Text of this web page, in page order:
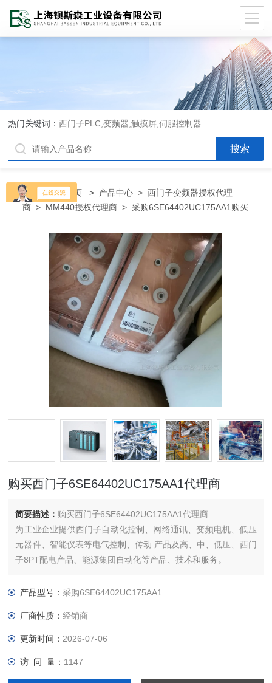
热门关键词：西门子PLC,变频器,触摸屏,伺服控制器
当前位置：首页 > 产品中心 >西门子变频器授权代理
商 > MM440授权代理商 > 采购6SE64402UC175AA1购买西
购买西门子6SE64402UC175AA1代理商
简要描述： 购买西门子6SE64402UC175AA1代理商
为工业企业提供西门子自动化控制、网络通讯、变频电机、低压
元器件、智能仪表等电气控制、传动 产品及高、中、低压、西门
子8PT配电产品、能源集团自动化等产品、技术和服务。
自动化控制、网络通讯、变频电机、低压元器件、智能仪表等电
集团自
产品型号： 采购6SE64402UC175AA1
厂商性质：经销商
更新时间： 2026-07-06
访 问 量： 1147